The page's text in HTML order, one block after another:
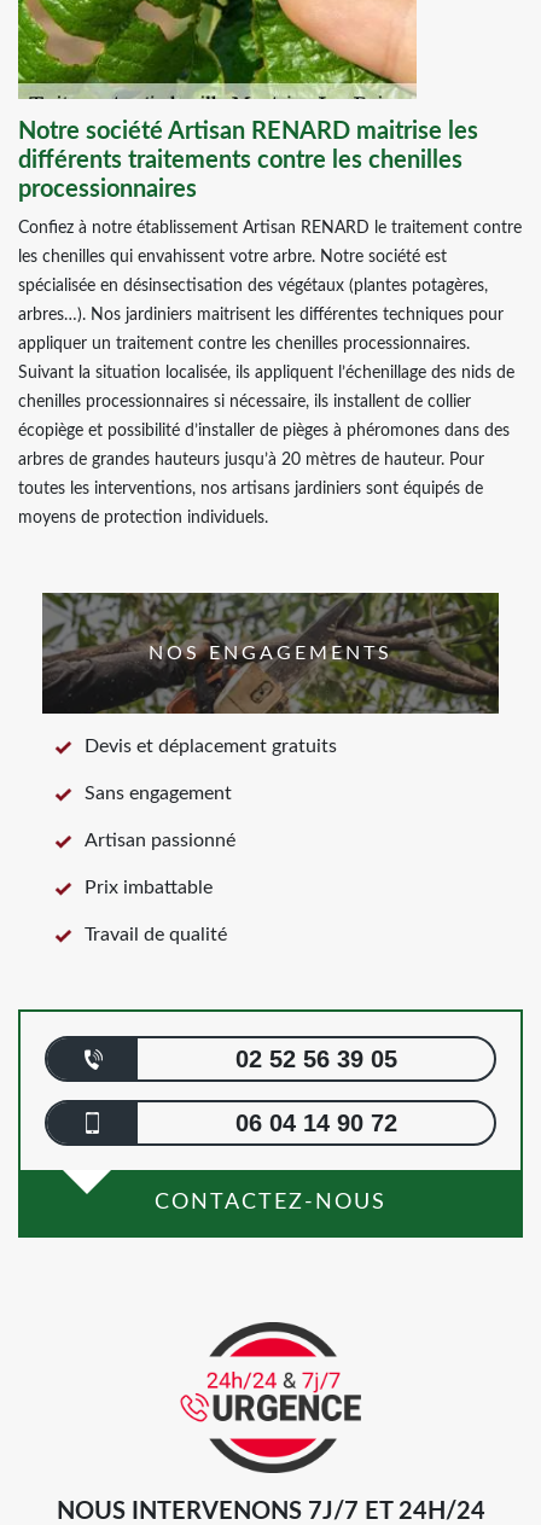
Notre société Artisan RENARD maitrise les
différents traitements contre les chenilles
processionnaires
Confiez à notre établissement Artisan RENARD le traitement contre
les chenilles qui envahissent votre arbre. Notre société est
spécialisée en désinsectisation des végétaux (plantes potagères,
arbres…). Nos jardiniers maitrisent les différentes techniques pour
appliquer un traitement contre les chenilles processionnaires.
Suivant la situation localisée, ils appliquent l’échenillage des nids de
chenilles processionnaires si nécessaire, ils installent de collier
écopiège et possibilité d’installer de pièges à phéromones dans des
arbres de grandes hauteurs jusqu’à 20 mètres de hauteur. Pour
toutes les interventions, nos artisans jardiniers sont équipés de
moyens de protection individuels.
NOS ENGAGEMENTS
Devis et déplacement gratuits
Sans engagement
Artisan passionné
Prix imbattable
Travail de qualité
02 52 56 39 05
06 04 14 90 72
CONTACTEZ-NOUS
NOUS INTERVENONS 7J/7 ET 24H/24